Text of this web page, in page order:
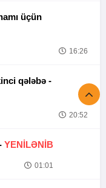
üçün
16:26
Tofiq Musayevdən UFC-də ikinci qələbə -
20:52
YENİLƏNİB
01:01